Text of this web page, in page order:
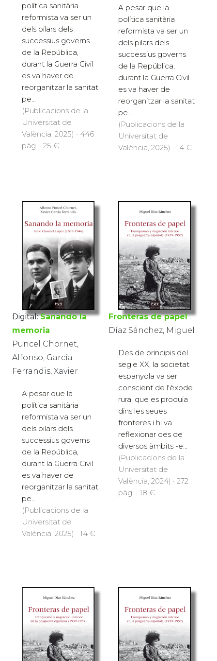
política sanitària
reformista va ser un
dels pilars dels
successius governs
de la República,
durant la Guerra Civil
es va haver de
reorganitzar la sanitat
pe...
(Publicacions de la
Universitat de
València, 2025) · 446
pàg. · 25 €
A pesar que la
política sanitària
reformista va ser un
dels pilars dels
successius governs
de la República,
durant la Guerra Civil
es va haver de
reorganitzar la sanitat
pe...
(Publicacions de la
Universitat de
València, 2025) · 14 €
Digital: Sanando la
memoria
Puncel Chornet,
Alfonso; García
Ferrandis, Xavier
A pesar que la
política sanitària
reformista va ser un
dels pilars dels
successius governs
de la República,
durant la Guerra Civil
es va haver de
reorganitzar la sanitat
pe...
(Publicacions de la
Universitat de
València, 2025) · 14 €
Fronteras de papel
Díaz Sánchez, Miguel
Des de principis del
segle XX, la societat
espanyola va ser
conscient de l'èxode
rural que es produïa
dins les seues
fronteres i hi va
reflexionar des de
diversos àmbits -e...
(Publicacions de la
Universitat de
València, 2024) · 272
pàg. · 18 €